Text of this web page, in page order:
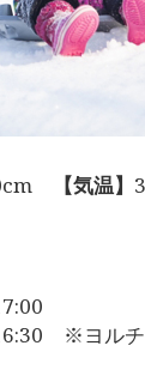
【気温】
※ヨル